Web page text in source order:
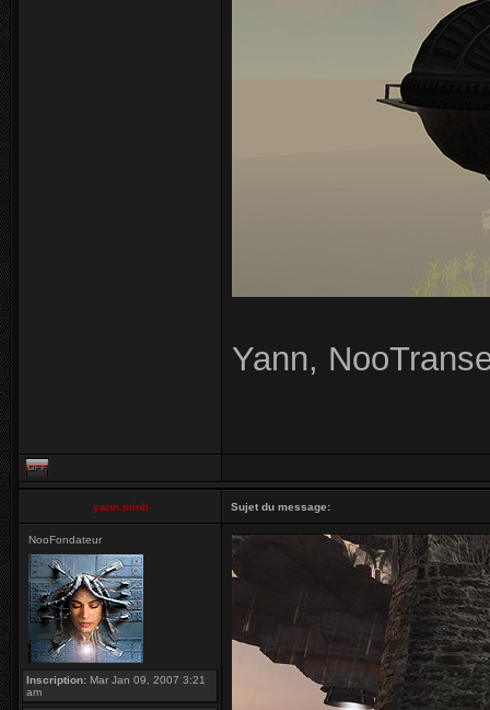
Yann,
yann.minh Sujet du message:
NooFondateur
Inscription: Mar Jan 09, 2007 3:21
am